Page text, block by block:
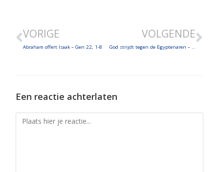
VORIGE
Abraham offert Isaak – Gen 22, 1-8
VOLGENDE
God strijdt tegen de Egyptenaren – Ex 14, 13-18
Een reactie achterlaten